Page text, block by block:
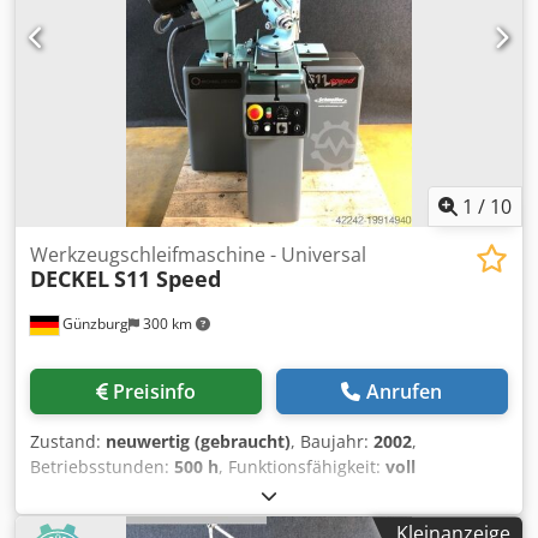
1 / 10
Günzburg 300 km
Werkzeugschleifmaschine - Universal
DECKELS11 Speed
Preisinfo Anrufen
Zustand: neuwertig (gebraucht), Baujahr: 2002,
Betriebsstunden: 500 h, Funktionsfähigkeit: voll
, Schleifdurchmesser - max. 238 - 620 mm
Schleiflänge 190 mm Werkstücklänge 380 - 940 mm